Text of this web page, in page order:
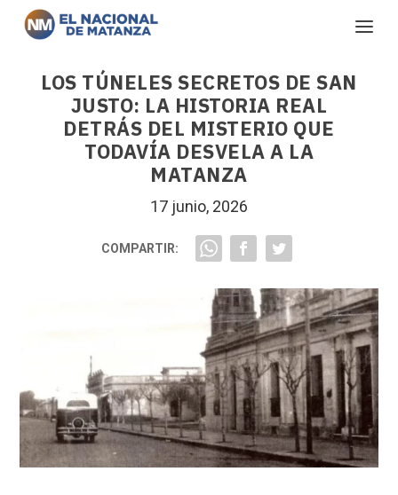
LOS TÚNELES SECRETOS DE SAN
JUSTO: LA HISTORIA REAL
DETRÁS DEL MISTERIO QUE
TODAVÍA DESVELA A LA
MATANZA
17 junio, 2026
COMPARTIR: